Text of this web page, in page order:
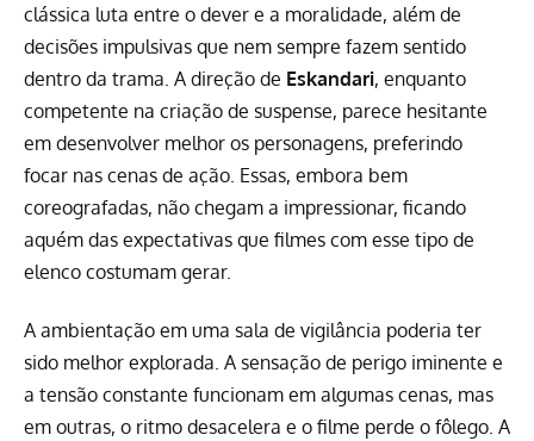
clássica luta entre o dever e a moralidade, além de
decisões impulsivas que nem sempre fazem sentido
dentro da trama. A direção de Eskandari, enquanto
competente na criação de suspense, parece hesitante
em desenvolver melhor os personagens, preferindo
focar nas cenas de ação. Essas, embora bem
coreografadas, não chegam a impressionar, ficando
aquém das expectativas que filmes com esse tipo de
elenco costumam gerar.
A ambientação em uma sala de vigilância poderia ter
sido melhor explorada. A sensação de perigo iminente e
a tensão constante funcionam em algumas cenas, mas
em outras, o ritmo desacelera e o filme perde o fôlego. A